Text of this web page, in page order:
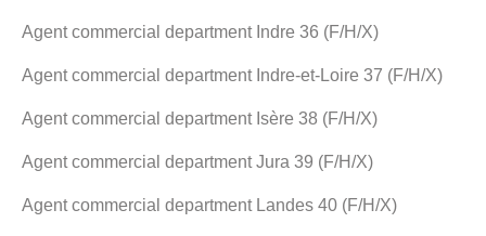
Agent commercial department Indre 36 (F/H/X)
Agent commercial department Indre-et-Loire 37 (F/H/X)
Agent commercial department Isère 38 (F/H/X)
Agent commercial department Jura 39 (F/H/X)
Agent commercial department Landes 40 (F/H/X)